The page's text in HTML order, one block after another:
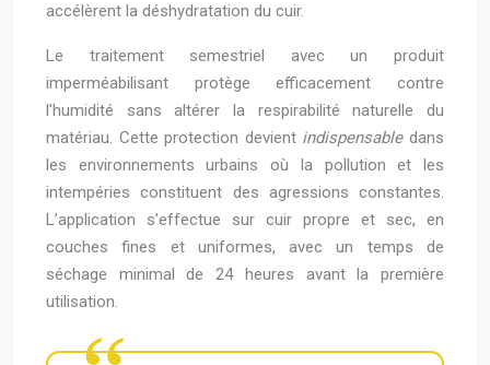
accélèrent la déshydratation du cuir.
Le traitement semestriel avec un produit
imperméabilisant protège efficacement contre
l’humidité sans altérer la respirabilité naturelle du
matériau. Cette protection devient indispensabledans
les environnements urbains où la pollution et les
intempéries constituent des agressions constantes.
L’application s’effectue sur cuir propre et sec, en
couches fines et uniformes, avec un temps de
séchage minimal de 24 heures avant la première
utilisation.